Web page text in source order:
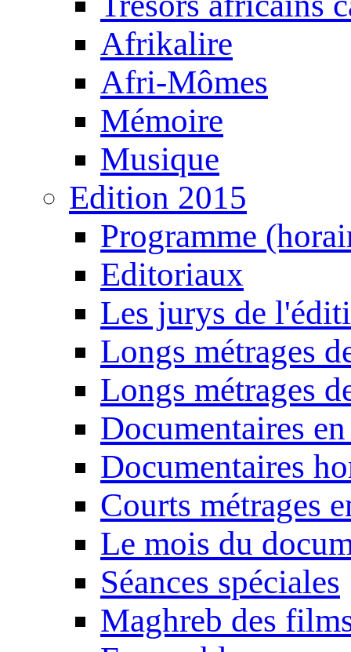
Afrikalire
Afri-Mômes
Mémoire
Musique
Edition 2015
Programme
Editoriaux
Les jurys de
Longs métrages
Longs métrages
Documentaires
Documentaires
Courts métrages
Le mois du
Séances spéciales
Maghreb des